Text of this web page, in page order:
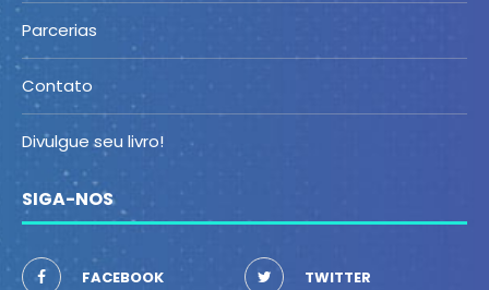
Parcerias
Contato
Divulgue seu livro!
SIGA-NOS
FACEBOOK TWITTER